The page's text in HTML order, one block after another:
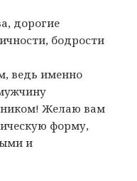
дорогие
бодрости
ведь именно
Желаю вам
форму,
и